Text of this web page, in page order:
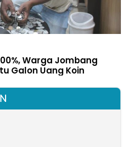
Warga Jombang
Galon Uang Koin